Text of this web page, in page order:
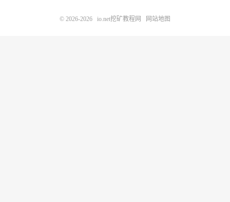
© 2026-2026 io.net挖矿教程网 网站地图